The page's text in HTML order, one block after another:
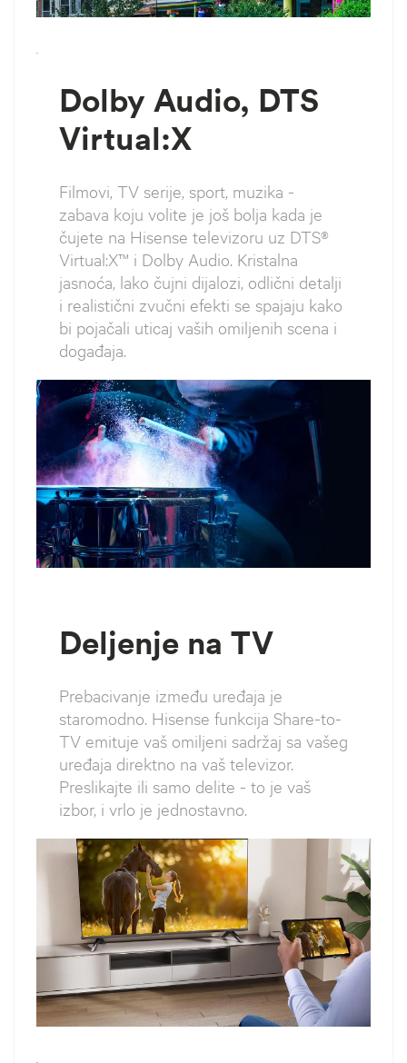
`
Dolby Audio, DTS
Virtual:X
Filmovi, TV serije, sport, muzika -
zabava koju volite je još bolja kada je
čujete na Hisense televizoru uz DTS®
Virtual:X™ i Dolby Audio. Kristalna
jasnoća, lako čujni dijalozi, odlični detalji
i realistični zvučni efekti se spajaju kako
bi pojačali uticaj vaših omiljenih scena i
događaja.
Deljenje na TV
Prebacivanje između uređaja je
staromodno. Hisense funkcija Share-to-
TV emituje vaš omiljeni sadržaj sa vašeg
uređaja direktno na vaš televizor.
Preslikajte ili samo delite - to je vaš
izbor, i vrlo je jednostavno.